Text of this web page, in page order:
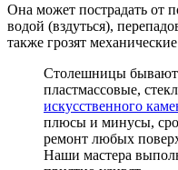
Она может пострадать от
водой (вздуться),
также грозят
Столешницы бывают
пластмассовые,
искусственного
плюсы и минусы,
ремонт любых
Наши мастера